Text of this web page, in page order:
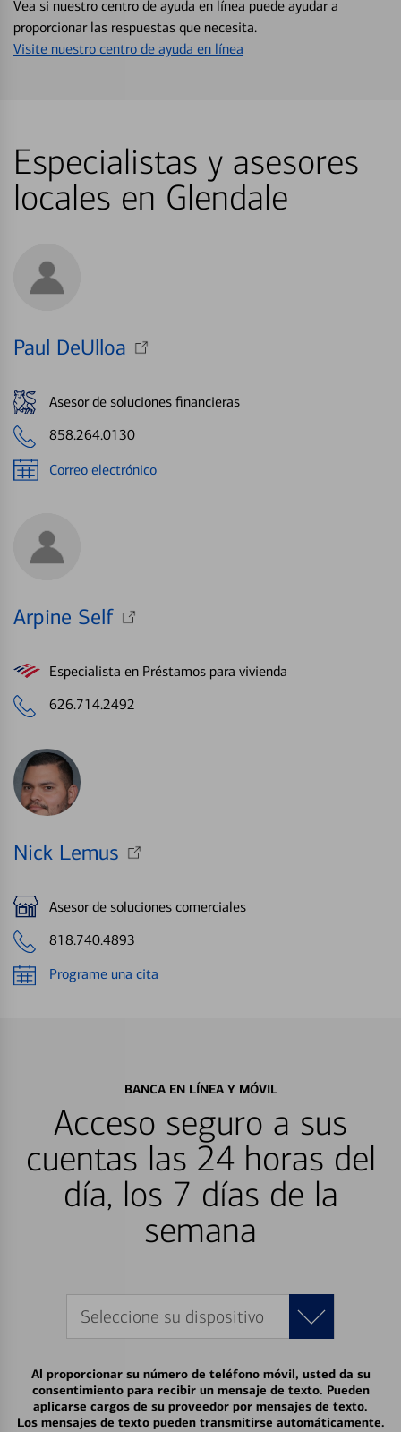
Vea si nuestro centro de ayuda en línea puede ayudar a
proporcionar las respuestas que necesita.
Visite nuestro centro de ayuda en línea
Especialistas y asesores
locales en Glendale
Paul DeUlloa
Asesor de soluciones financieras
858.264.0130
Correo electrónico
Arpine Self
Especialista en Préstamos para vivienda
626.714.2492
Nick Lemus
Asesor de soluciones comerciales
818.740.4893
Programe una cita
BANCA EN LÍNEA Y MÓVIL
Acceso seguro a sus
cuentas las 24 horas del
día, los 7 días de la
semana
Seleccione su dispositivo
Al proporcionar su número de teléfono móvil, usted da su
consentimiento para recibir un mensaje de texto. Pueden
aplicarse cargos de su proveedor por mensajes de texto.
Los mensajes de texto pueden transmitirse automáticamente.